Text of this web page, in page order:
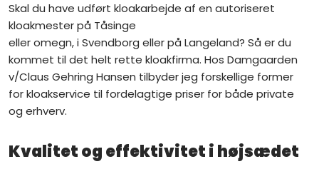
Skal du have udført kloakarbejde af en autoriseret
kloakmester ​på Tåsinge
eller omegn, i Svendborg eller på Langeland? Så er du
kommet til det helt rette kloakfirma. Hos Damgaarden
v/Claus Gehring​ Hansen tilbyder jeg forskellige former
for kloakservice til fordelagtige priser for både private
og erhverv.
Kvalitet og effektivitet i højsædet​